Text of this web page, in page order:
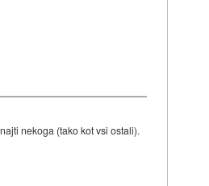
nekoga (tako kot vsi ostali).